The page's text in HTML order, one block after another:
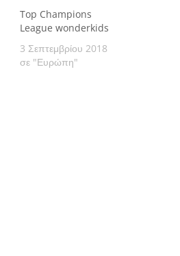
Top Champions
League wonderkids
3 Σεπτεμβρίου 2018
σε "Ευρώπη"